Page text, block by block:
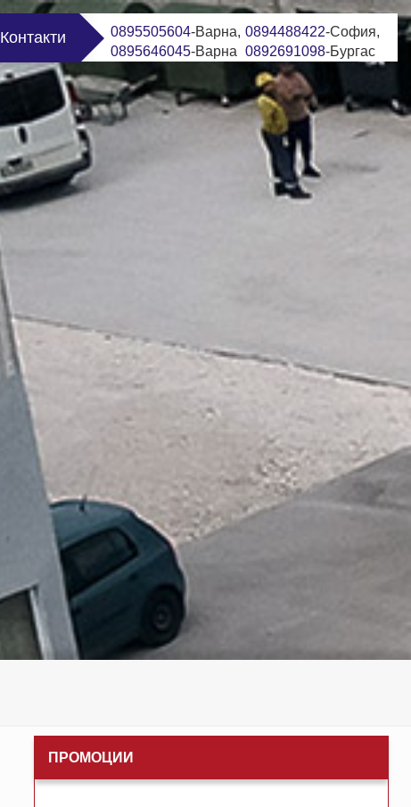
0895505604-Варна,
0895646045-Варна
0894488422-София,
0892691098-Бургас
Контакти
ПРОМОЦИИ